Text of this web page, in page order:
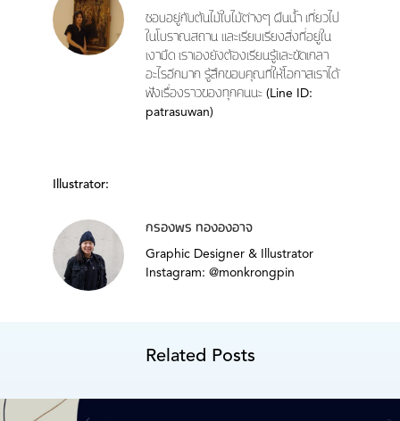
ชอบอยู่กับต้นไม้ใบไม้ต่างๆ ผืนน้ำ เที่ยวไป
ในโบราณสถาน และเรียบเรียงสิ่งที่อยู่ใน
เงามืด เราเองยังต้องเรียนรู้และขัดเกลา
อะไรอีกมาก รู้สึกขอบคุณที่ให้โอกาสเราได้
ฟังเรื่องราวของทุกคนนะ (Line ID:
patrasuwan)
Illustrator:
กรองพร ทององอาจ
Graphic Designer & Illustrator
Instagram: @monkrongpin
Related Posts